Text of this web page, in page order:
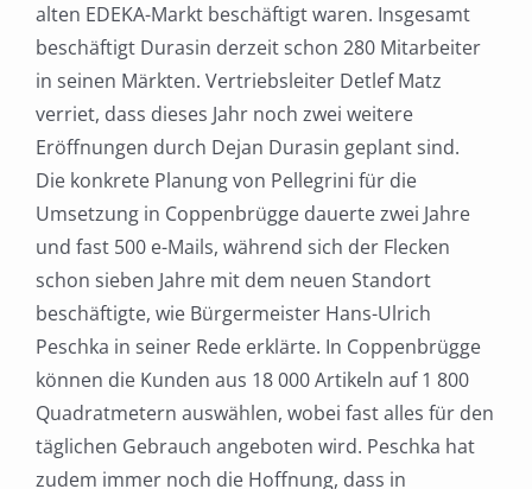
alten EDEKA-Markt beschäftigt waren. Insgesamt
beschäftigt Durasin derzeit schon 280 Mitarbeiter
in seinen Märkten. Vertriebsleiter Detlef Matz
verriet, dass dieses Jahr noch zwei weitere
Eröffnungen durch Dejan Durasin geplant sind.
Die konkrete Planung von Pellegrini für die
Umsetzung in Coppenbrügge dauerte zwei Jahre
und fast 500 e-Mails, während sich der Flecken
schon sieben Jahre mit dem neuen Standort
beschäftigte, wie Bürgermeister Hans-Ulrich
Peschka in seiner Rede erklärte. In Coppenbrügge
können die Kunden aus 18 000 Artikeln auf 1 800
Quadratmetern auswählen, wobei fast alles für den
täglichen Gebrauch angeboten wird. Peschka hat
zudem immer noch die Hoffnung, dass in